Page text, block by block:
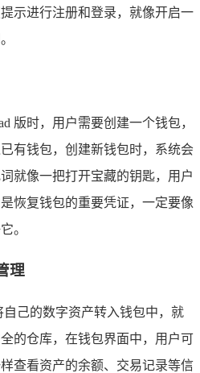
示进行注册和登录，就像开启一
版时，用户需要创建一个钱包，
有钱包，创建新钱包时，系统会
就像一把打开宝藏的钥匙，用户
恢复钱包的重要凭证，一定要像
。
理
己的数字资产转入钱包中，就
的仓库，在钱包界面中，用户可
查看资产的余额、交易记录等信